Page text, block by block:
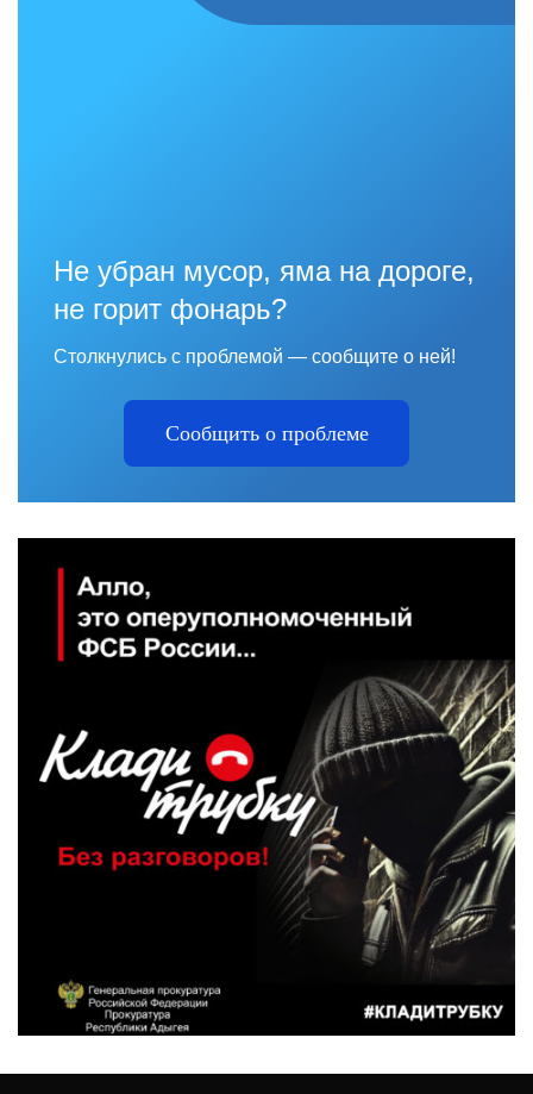
Не убран мусор, яма на дороге,
не горит фонарь?
Столкнулись с проблемой — сообщите о ней!
Сообщить о проблеме